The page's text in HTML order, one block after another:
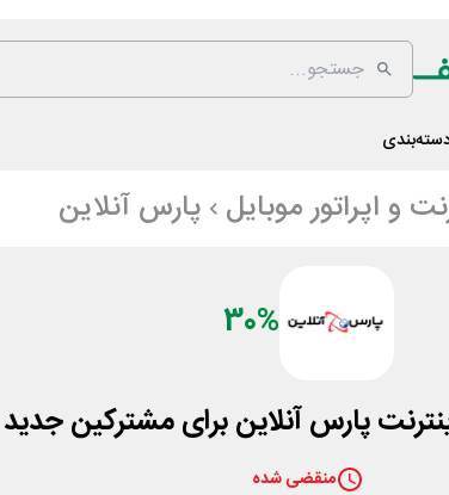
و اپراتور موبایل پارس آنلاین
30%
منقضی شده